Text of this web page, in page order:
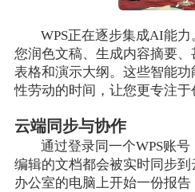
WPS正在逐步集成AI能
您润色文稿、生成内容摘要
表格和演示大纲。这些智能
性劳动的时间，让您更专注于
云端同步与协作
通过登录同一个WPS账
编辑的文档都会被实时同步
办公室的电脑上开始一份报